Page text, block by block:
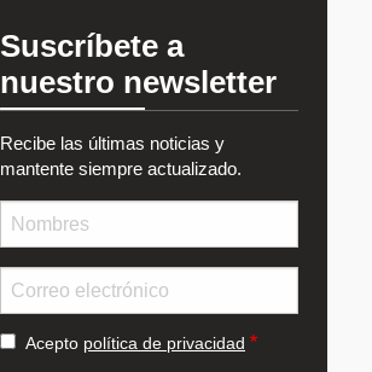
Suscríbete a
nuestro newsletter
Recibe las últimas noticias y
mantente siempre actualizado.
Acepto política de privacidad